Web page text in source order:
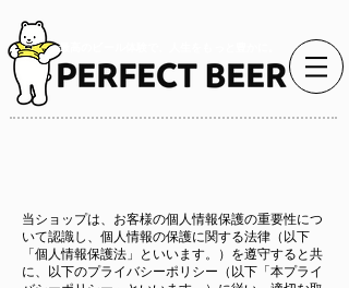
最高のビール体験で、人生をもっと豊かに。
当ショップは、お客様の個人情報保護の重要性につ
いて認識し、個人情報の保護に関する法律（以下
「個人情報保護法」といいます。）を遵守すると共
に、以下のプライバシーポリシー（以下「本プライ